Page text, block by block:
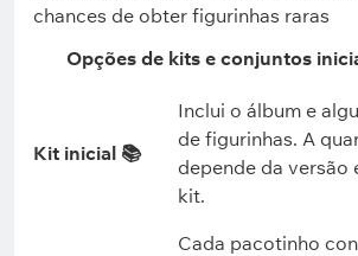
chances de obter figurinhas raras
Opções de kits e conjuntos
Kit inicial 📚
Inclui o álbum e
de figurinhas. A
depende da versão
kit.
Cada pacotinho